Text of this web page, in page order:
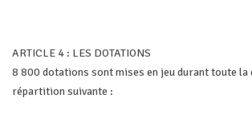
ARTICLE 4 : LES DOTATIONS
8 800 dotations sont mises en jeu durant toute la
répartition suivante :